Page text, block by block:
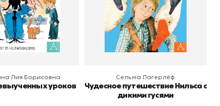
Лия Борисовна
уроков
В корзину
Сельма Лагерлёф
Чудесное путешествие Нильса с
дикими гусями